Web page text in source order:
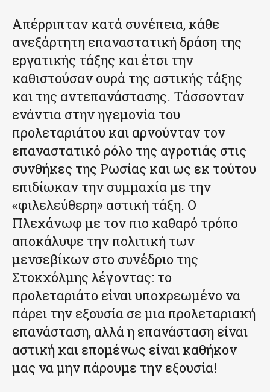
Απέρριπταν κατά συνέπεια, κάθε
ανεξάρτητη επαναστατική δράση της
εργατικής τάξης και έτσι την
καθιστούσαν ουρά της αστικής τάξης
και της αντεπανάστασης. Τάσσονταν
ενάντια στην ηγεμονία του
προλεταριάτου και αρνούνταν τον
επαναστατικό ρόλο της αγροτιάς στις
συνθήκες της Ρωσίας και ως εκ τούτου
επιδίωκαν την συμμαχία με την
«φιλελεύθερη» αστική τάξη. Ο
Πλεχάνωφ με τον πιο καθαρό τρόπο
αποκάλυψε την πολιτική των
μενσεβίκων στο συνέδριο της
Στοκχόλμης λέγοντας: το
προλεταριάτο είναι υποχρεωμένο να
πάρει την εξουσία σε μια προλεταριακή
επανάσταση, αλλά η επανάσταση είναι
αστική και επομένως είναι καθήκον
μας να μην πάρουμε την εξουσία!